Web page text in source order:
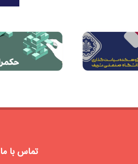
تماس با ما